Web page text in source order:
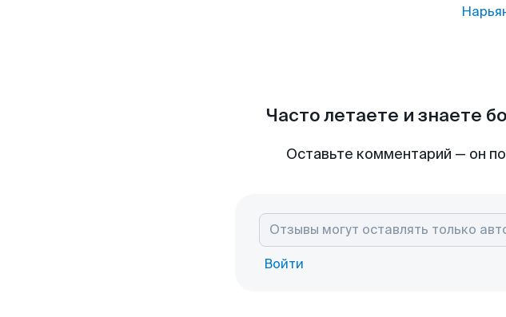
Часто летаете и знаете
Оставьте комментарий — он
Войти